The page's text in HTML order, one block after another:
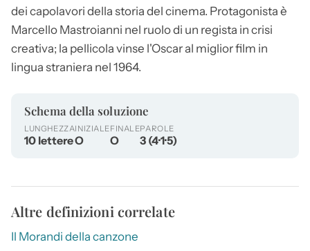
dei capolavori della storia del cinema. Protagonista è
Marcello Mastroianni nel ruolo di un regista in crisi
creativa; la pellicola vinse l'Oscar al miglior film in
lingua straniera nel 1964.
Schema della soluzione
LUNGHEZZA
10 lettere
INIZIALE
O
FINALE
O
PAROLE
3 (4·1·5)
Altre definizioni correlate
Il Morandi della canzone